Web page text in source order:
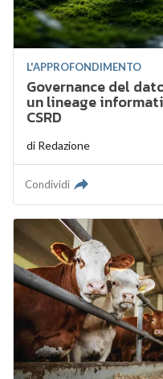
L'APPROFONDIMENTO
Governance del
un lineage
CSRD
di Redazione
Condividi